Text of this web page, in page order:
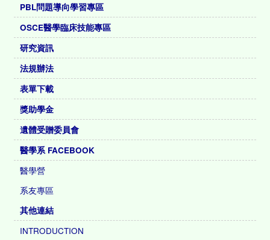
PBL問題導向學習專區
OSCE醫學臨床技能專區
研究資訊
法規辦法
表單下載
獎助學金
遺體受贈委員會
醫學系 FACEBOOK
醫學營
系友專區
其他連結
INTRODUCTION